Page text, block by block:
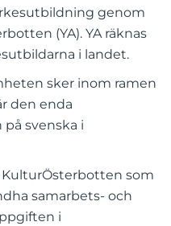
genom
(YA). YA räknas
i landet.
sker inom ramen
den enda
svenska i
som
samarbets- och
i